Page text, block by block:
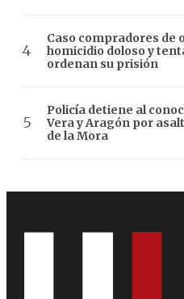
Caso compradores de
homicidio doloso y
ordenan su prisión
Policía detiene al
Vera y Aragón por
de la Mora